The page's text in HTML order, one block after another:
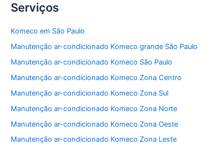
c
e
b
o
o
k
itt
er s
A
p
p
Serviços
Komeco em São Paulo
Manutenção ar-condicionado Komeco grande São Paulo
Manutenção ar-condicionado Komeco São Paulo
Manutenção ar-condicionado Komeco Zona Centro
Manutenção ar-condicionado Komeco Zona Sul
Manutenção ar-condicionado Komeco Zona Norte
Manutenção ar-condicionado Komeco Zona Oeste
Manutenção ar-condicionado Komeco Zona Leste